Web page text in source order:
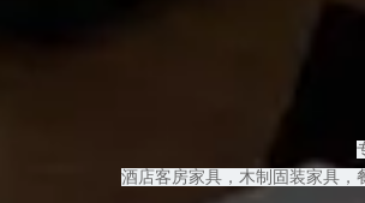
酒店客房家具，木制固装家具